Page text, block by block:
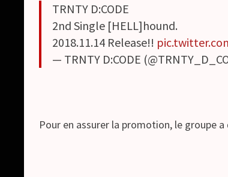
TRNTY D:CODE
2nd Single [HELL]hound.
2018.11.14 Release!!
— TRNTY D:CODE
Pour en assurer la promotion, le groupe